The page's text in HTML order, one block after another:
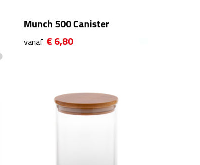
Munch 500 Canister
vanaf € 6,80